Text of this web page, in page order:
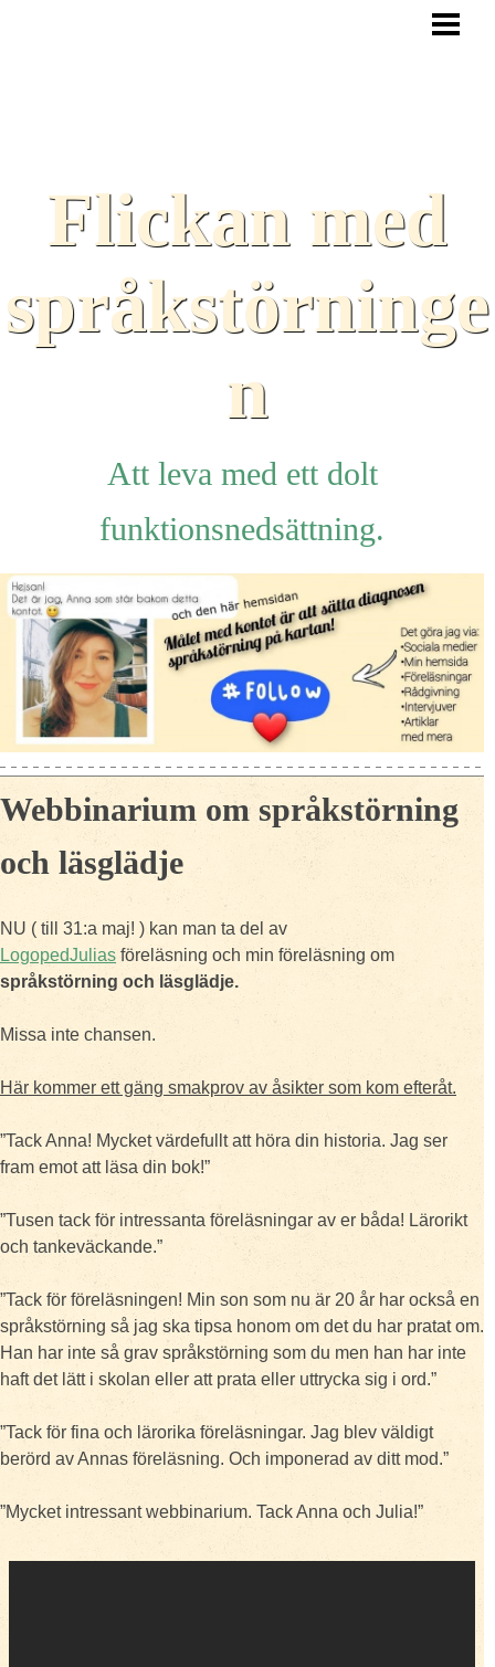
HJÄLPMEDEL
LÄNKAR
Flickan med
språkstörninge
n
Att leva med ett dolt
funktionsnedsättning.
Webbinarium om språkstörning
och läsglädje
NU ( till 31:a maj! ) kan man ta del av
LogopedJulias föreläsning och min föreläsning om
språkstörning och läsglädje.
Missa inte chansen.
Här kommer ett gäng smakprov av åsikter som kom efteråt.
”Tack Anna! Mycket värdefullt att höra din historia. Jag ser
fram emot att läsa din bok!”
”Tusen tack för intressanta föreläsningar av er båda! Lärorikt
och tankeväckande.”
”Tack för föreläsningen! Min son som nu är 20 år har också en
språkstörning så jag ska tipsa honom om det du har pratat om.
Han har inte så grav språkstörning som du men han har inte
haft det lätt i skolan eller att prata eller uttrycka sig i ord.”
”Tack för fina och lärorika föreläsningar. Jag blev väldigt
berörd av Annas föreläsning. Och imponerad av ditt mod.”
”Mycket intressant webbinarium. Tack Anna och Julia!”